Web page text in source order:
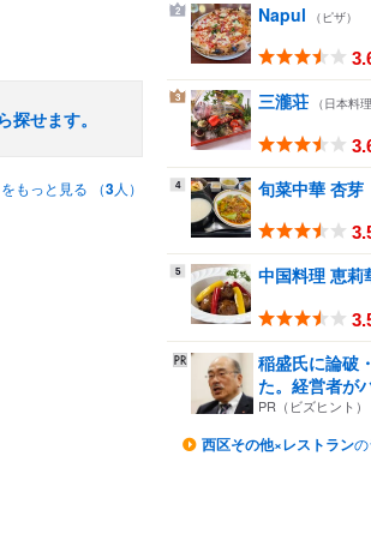
せます。
をもっと見る （3人）
2 Napul （ピザ）
3 三瀧荘 （日本料理
4 旬菜中華 杏芽
5 中国料理 恵莉
稲盛氏に論破
た。経営者が
つ...
PR（ビズヒント）
西区その他×レストラン